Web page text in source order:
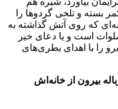
بسته و تلخی گردوها را
که روی آتش گذاشته به
است و یا دعای خیر
را با اهدای بطری‌های
این زن ایرانی ۶۰ سال زباله‌ بیرون از خانه‌اش